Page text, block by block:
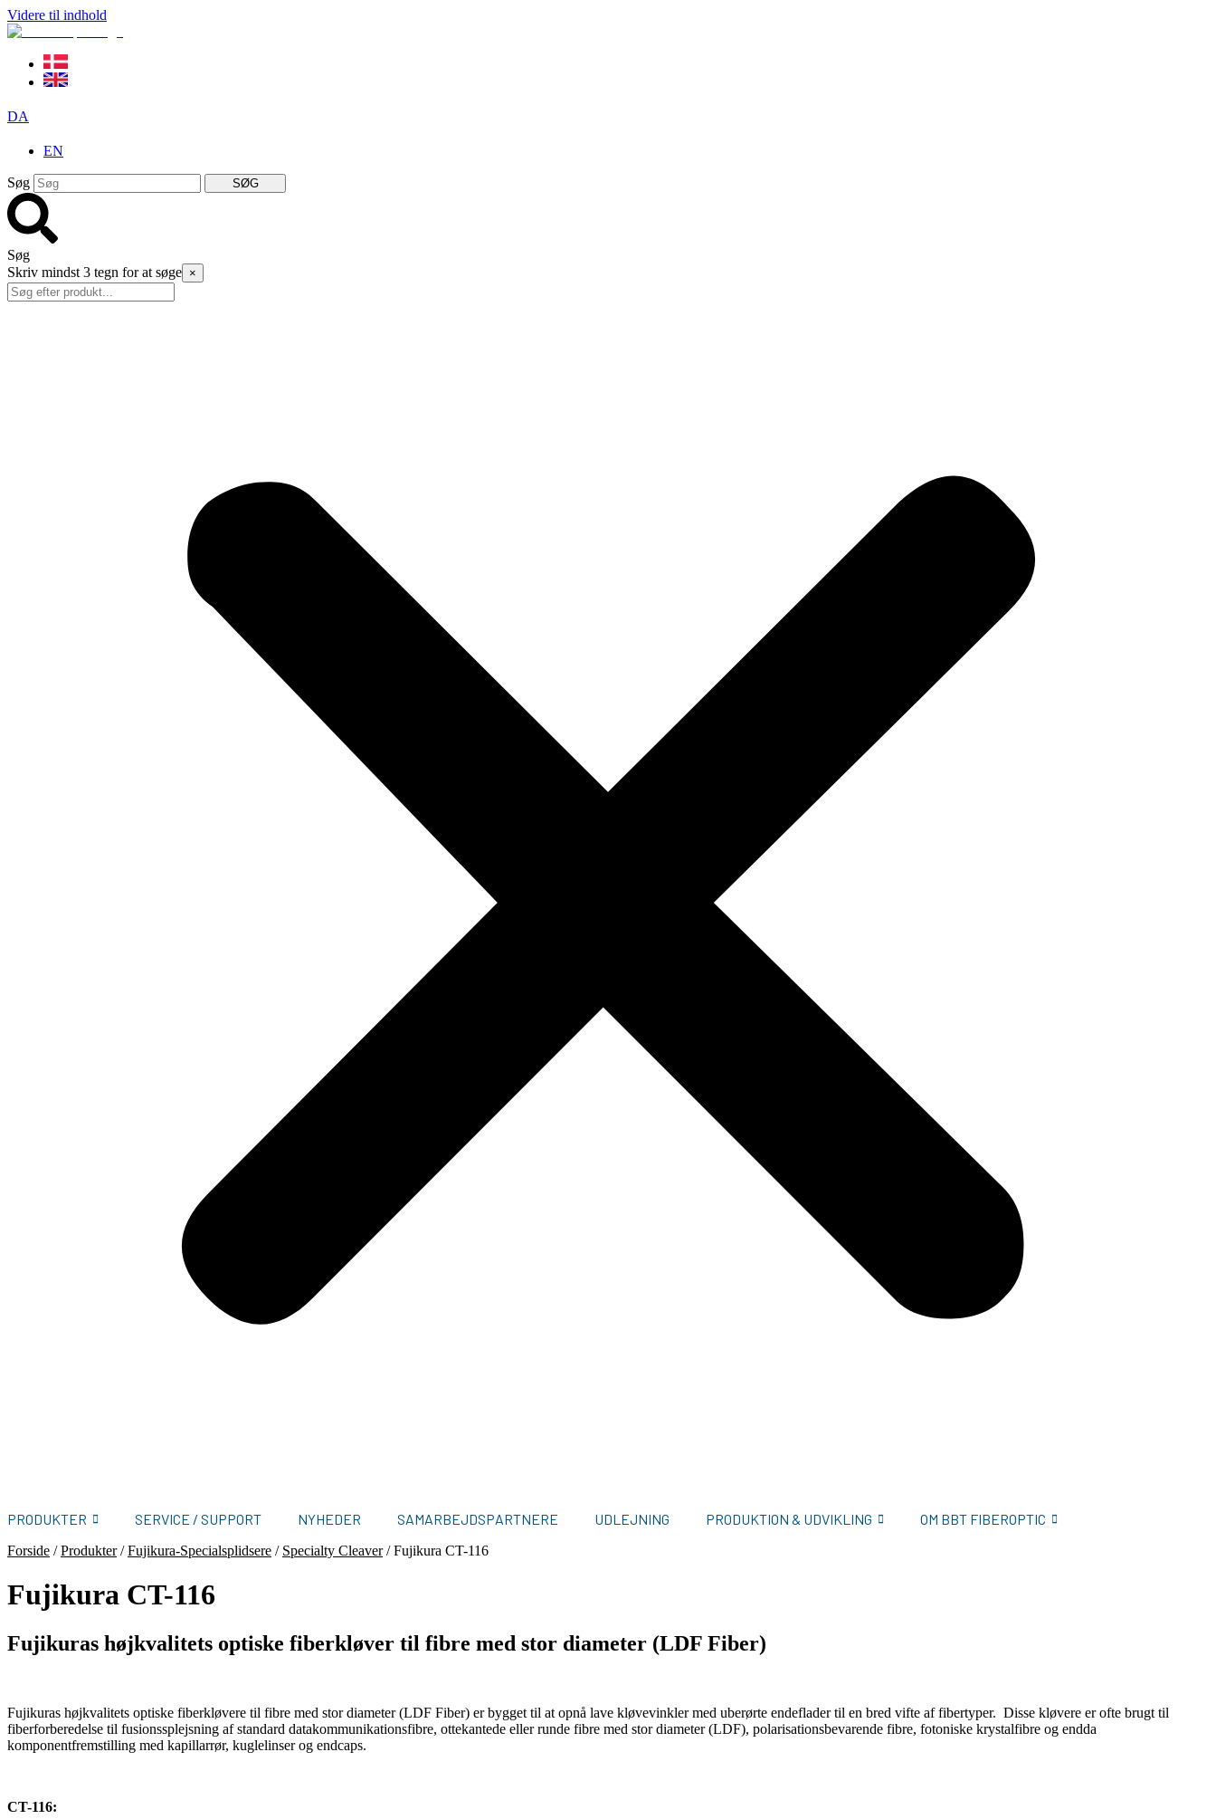
Videre til indhold
DA
EN
Søg SØG
Søg
Skriv mindst 3 tegn for at søge ×
PRODUKTER SERVICE / SUPPORT NYHEDER SAMARBEJDSPARTNERE UDLEJNING PRODUKTION & UDVIKLING OM BBT FIBEROPTIC
Forside /Produkter/Fujikura-Specialsplidsere / Specialty Cleaver/Fujikura CT-116
Fujikura CT-116
Fujikuras højkvalitets optiske fiberkløver til fibre med stor diameter (LDF Fiber)
Fujikuras højkvalitets optiske fiberkløvere til fibre med stor diameter (LDF Fiber) er bygget til at opnå lave kløvevinkler med uberørte endeflader til en bred vifte af fibertyper. Disse kløvere er ofte brugt til
fiberforberedelse til fusionssplejsning af standard datakommunikationsfibre, ottekantede eller runde fibre med stor diameter (LDF), polarisationsbevarende fibre, fotoniske krystalfibre og endda
komponentfremstilling med kapillarrør, kuglelinser og endcaps.
CT-116: